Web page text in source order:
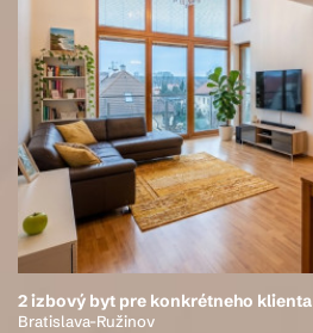
2 izbový byt pre konkrétneho klienta
Bratislava-Ružinov